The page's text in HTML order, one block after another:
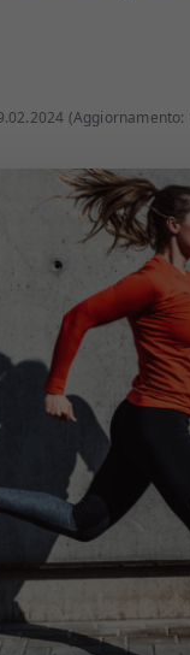
(Aggiornamento: